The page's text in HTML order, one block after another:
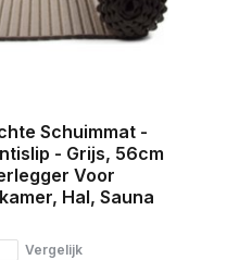
Schuimmat -
- Grijs, 56cm
Voor
Hal, Sauna
Vergelijk